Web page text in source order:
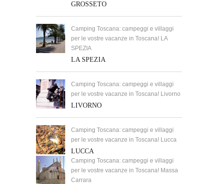
GROSSETO
Camping Toscana: campeggi e villaggi
per le vostre vacanze in Toscana! LA
SPEZIA
LA SPEZIA
Camping Toscana: campeggi e villaggi
per le vostre vacanze in Toscana! Livorno
LIVORNO
Camping Toscana: campeggi e villaggi
per le vostre vacanze in Toscana! Lucca
LUCCA
Camping Toscana: campeggi e villaggi
per le vostre vacanze in Toscana! Massa
Carrara